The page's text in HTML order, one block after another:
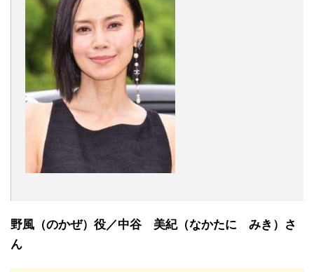
野風（のかぜ）役／中谷 美紀（なかたに みき）さ
ん